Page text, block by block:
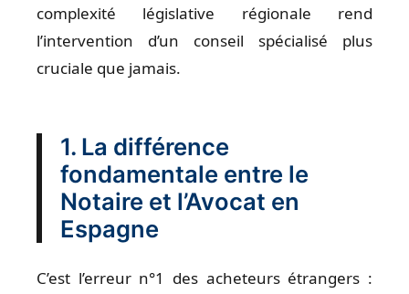
complexité législative régionale rend
l’intervention d’un conseil spécialisé plus
cruciale que jamais.
1. La différence
fondamentale entre le
Notaire et l’Avocat en
Espagne
C’est l’erreur n°1 des acheteurs étrangers :